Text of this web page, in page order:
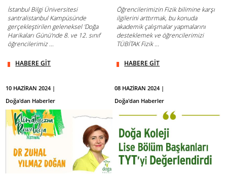
İstanbul Bilgi Üniversitesi
santralistanbul Kampüsünde
gerçekleştirilen geleneksel 'Doğa
Harikaları Günü'nde 8. ve 12. sınıf
öğrencilerimiz ...
HABERE GİT
Öğrencilerimizin Fizik bilimine karşı
ilgilerini arttırmak, bu konuda
akademik çalışmalar yapmalarını
desteklemek ve öğrencilerimizi
TÜBİTAK Fizik ...
HABERE GİT
10 HAZİRAN 2024 |
Doğa'dan Haberler
08 HAZİRAN 2024 |
Doğa'dan Haberler